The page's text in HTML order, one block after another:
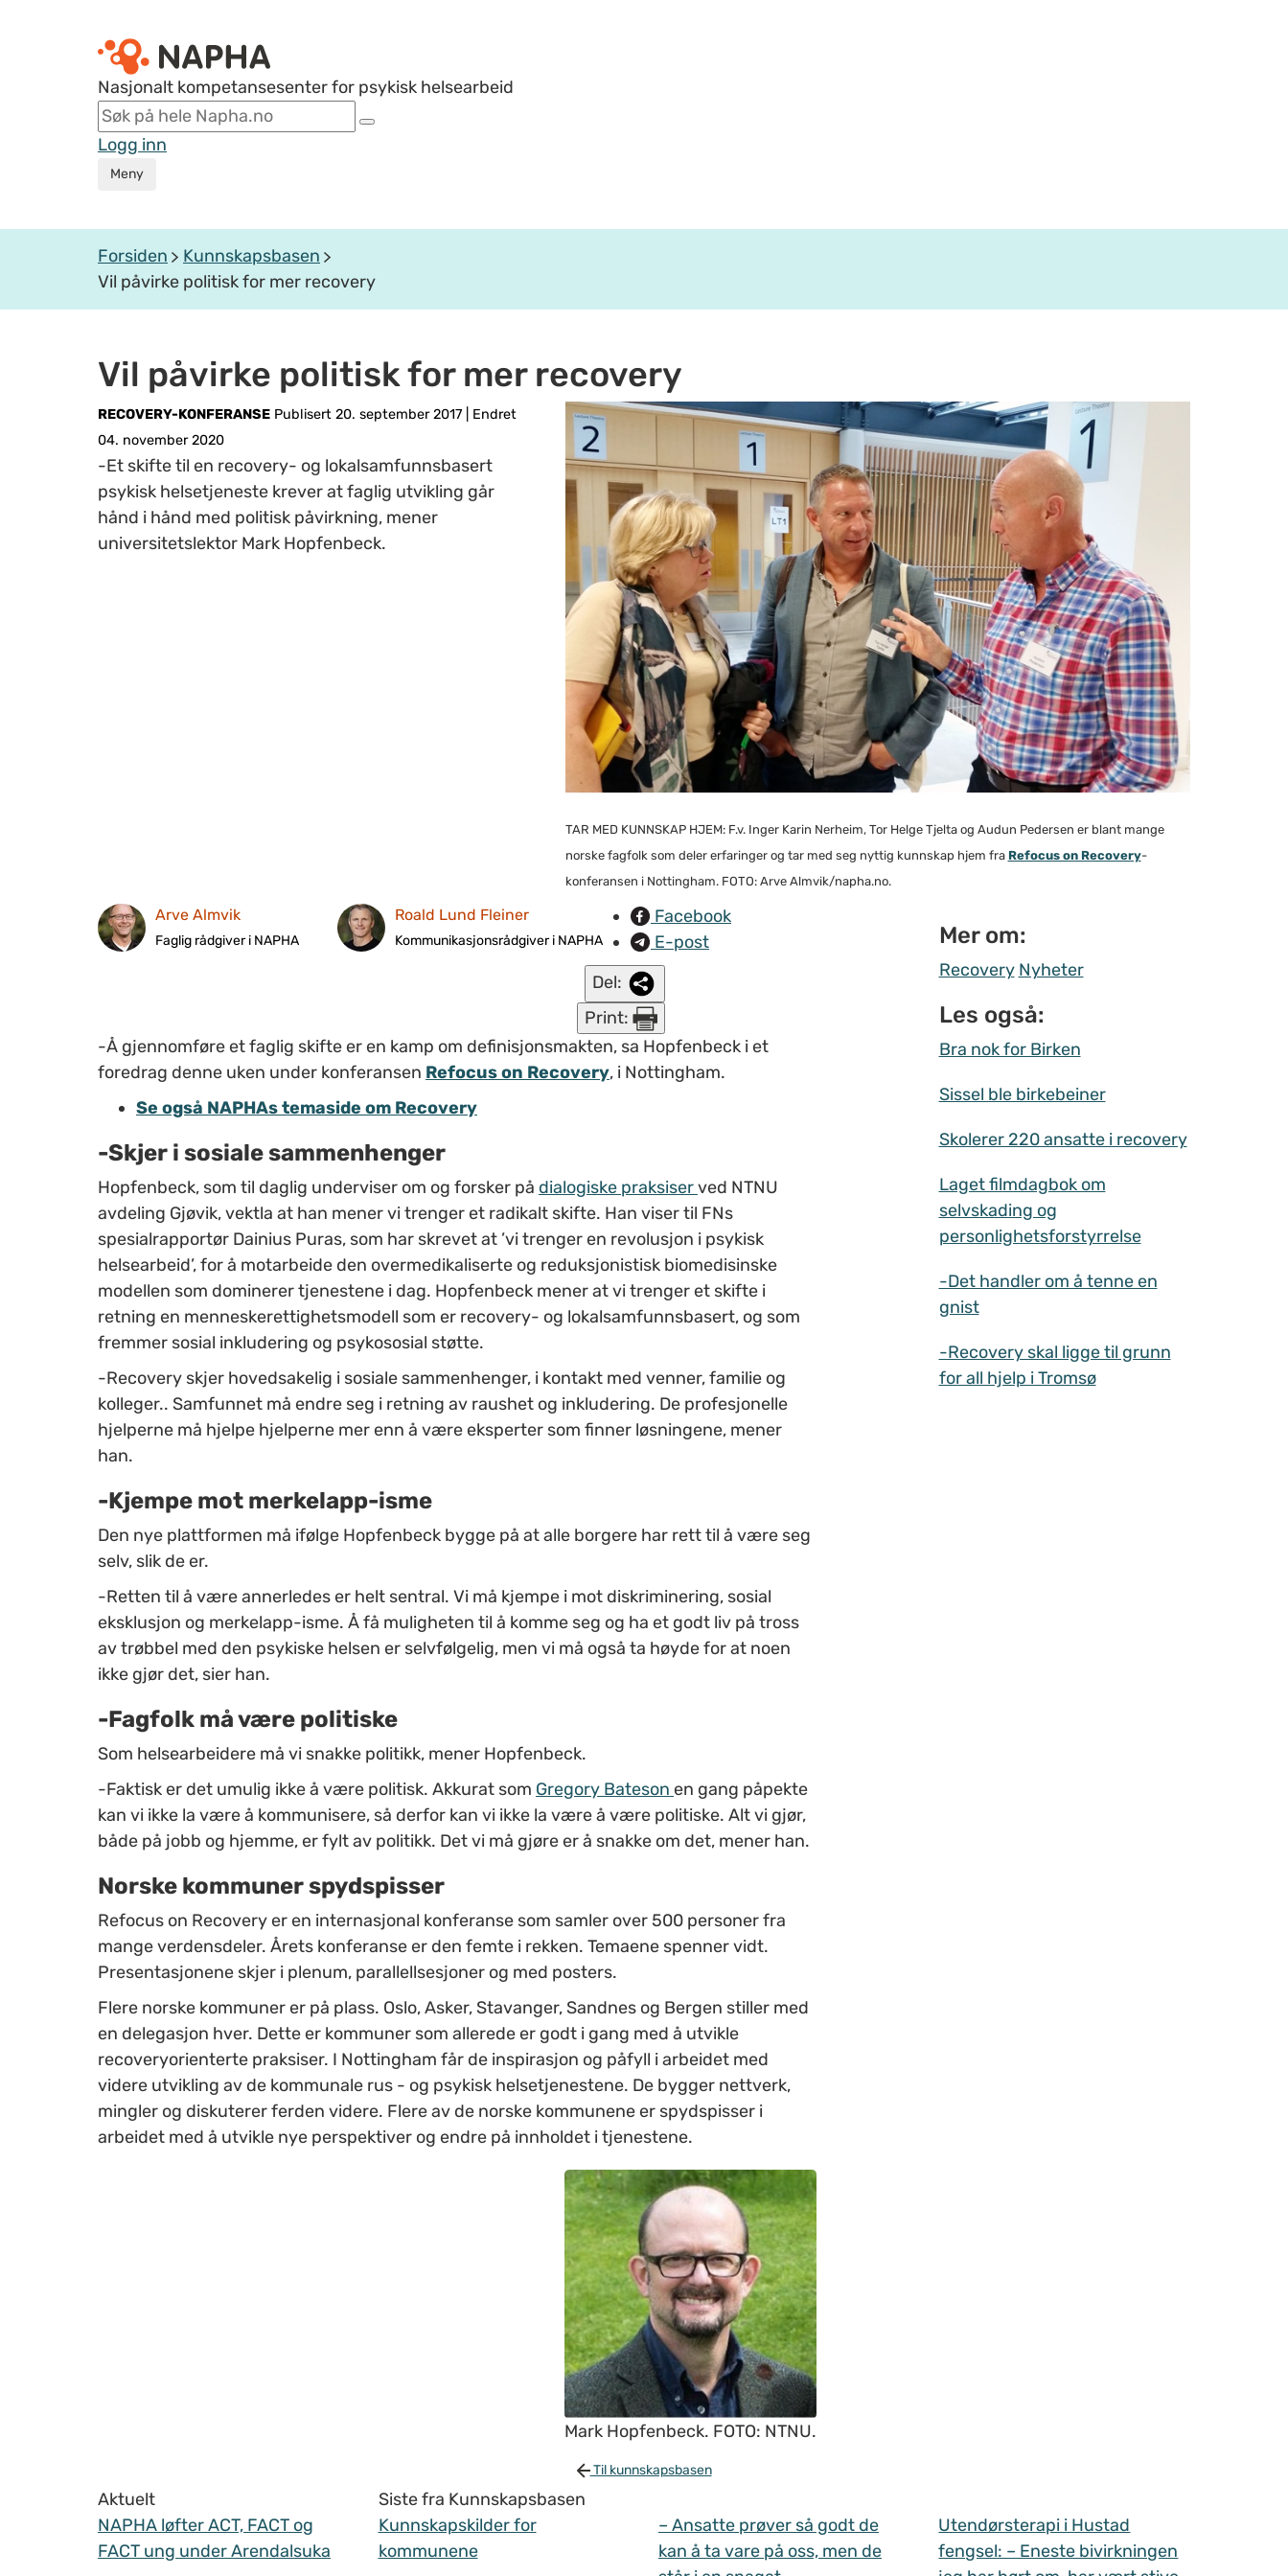
Nasjonalt kompetansesenter for psykisk helsearbeid
Logg inn
Meny
Forsiden
Kunnskapsbasen
Vil påvirke politisk for mer recovery
Vil påvirke politisk for mer recovery
RECOVERY-KONFERANSE Publisert 20. september 2017
Endret
04. november 2020
-Et skifte til en recovery- og lokalsamfunnsbasert
psykisk helsetjeneste krever at faglig utvikling går
hånd i hånd med politisk påvirkning, mener
universitetslektor Mark Hopfenbeck.
TAR MED KUNNSKAP HJEM: F.v. Inger Karin Nerheim, Tor Helge Tjelta og Audun Pedersen er blant mange
norske fagfolk som deler erfaringer og tar med seg nyttig kunnskap hjem fra Refocus on Recovery-
konferansen i Nottingham. FOTO: Arve Almvik/napha.no.
Arve Almvik
Faglig rådgiver i NAPHA
Roald Lund Fleiner
Kommunikasjonsrådgiver i NAPHA
Facebook
E-post
Del:
Print:
-Å gjennomføre et faglig skifte er en kamp om definisjonsmakten, sa Hopfenbeck i et
foredrag denne uken under konferansen Refocus on Recovery, i Nottingham.
Se også NAPHAs temaside om Recovery
-Skjer i sosiale sammenhenger
Hopfenbeck, som til daglig underviser om og forsker på dialogiske praksiserved NTNU
avdeling Gjøvik, vektla at han mener vi trenger et radikalt skifte. Han viser til FNs
spesialrapportør Dainius Puras, som har skrevet at ’vi trenger en revolusjon i psykisk
helsearbeid’, for å motarbeide den overmedikaliserte og reduksjonistisk biomedisinske
modellen som dominerer tjenestene i dag. Hopfenbeck mener at vi trenger et skifte i
retning en menneskerettighetsmodell som er recovery- og lokalsamfunnsbasert, og som
fremmer sosial inkludering og psykososial støtte.
-Recovery skjer hovedsakelig i sosiale sammenhenger, i kontakt med venner, familie og
kolleger.. Samfunnet må endre seg i retning av raushet og inkludering. De profesjonelle
hjelperne må hjelpe hjelperne mer enn å være eksperter som finner løsningene, mener
han.
-Kjempe mot merkelapp-isme
Den nye plattformen må ifølge Hopfenbeck bygge på at alle borgere har rett til å være seg
selv, slik de er.
-Retten til å være annerledes er helt sentral. Vi må kjempe i mot diskriminering, sosial
eksklusjon og merkelapp-isme. Å få muligheten til å komme seg og ha et godt liv på tross
av trøbbel med den psykiske helsen er selvfølgelig, men vi må også ta høyde for at noen
ikke gjør det, sier han.
-Fagfolk må være politiske
Som helsearbeidere må vi snakke politikk, mener Hopfenbeck.
-Faktisk er det umulig ikke å være politisk. Akkurat som Gregory Bateson en gang påpekte
kan vi ikke la være å kommunisere, så derfor kan vi ikke la være å være politiske. Alt vi gjør,
både på jobb og hjemme, er fylt av politikk. Det vi må gjøre er å snakke om det, mener han.
Norske kommuner spydspisser
Refocus on Recovery er en internasjonal konferanse som samler over 500 personer fra
mange verdensdeler. Årets konferanse er den femte i rekken. Temaene spenner vidt.
Presentasjonene skjer i plenum, parallellsesjoner og med posters.
Flere norske kommuner er på plass. Oslo, Asker, Stavanger, Sandnes og Bergen stiller med
en delegasjon hver. Dette er kommuner som allerede er godt i gang med å utvikle
recoveryorienterte praksiser. I Nottingham får de inspirasjon og påfyll i arbeidet med
videre utvikling av de kommunale rus - og psykisk helsetjenestene. De bygger nettverk,
mingler og diskuterer ferden videre. Flere av de norske kommunene er spydspisser i
arbeidet med å utvikle nye perspektiver og endre på innholdet i tjenestene.
Mark Hopfenbeck. FOTO: NTNU.
Mer om:
Recovery Nyheter
Les også:
Bra nok for Birken
Sissel ble birkebeiner
Skolerer 220 ansatte i recovery
Laget filmdagbok om
selvskading og
personlighetsforstyrrelse
-Det handler om å tenne en
gnist
-Recovery skal ligge til grunn
for all hjelp i Tromsø
Til kunnskapsbasen
Aktuelt
NAPHA løfter ACT, FACT og
FACT ung under Arendalsuka
Siste fra Kunnskapsbasen
Kunnskapskilder for
kommunene
– Ansatte prøver så godt de
kan å ta vare på oss, men de
Utendørsterapi i Hustad
fengsel: – Eneste bivirkningen